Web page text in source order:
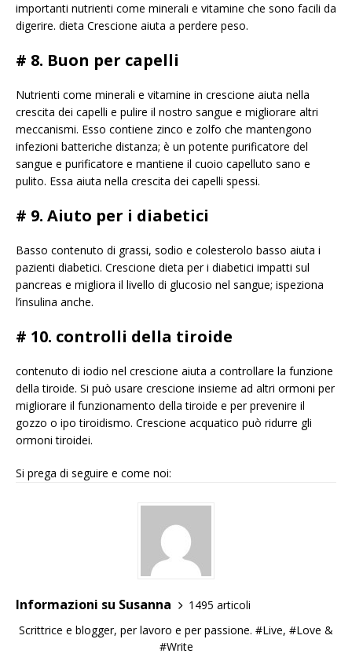
importanti nutrienti come minerali e vitamine che sono facili da
digerire. dieta Crescione aiuta a perdere peso.
# 8. Buon per capelli
Nutrienti come minerali e vitamine in crescione aiuta nella
crescita dei capelli e pulire il nostro sangue e migliorare altri
meccanismi. Esso contiene zinco e zolfo che mantengono
infezioni batteriche distanza; è un potente purificatore del
sangue e purificatore e mantiene il cuoio capelluto sano e
pulito. Essa aiuta nella crescita dei capelli spessi.
# 9. Aiuto per i diabetici
Basso contenuto di grassi, sodio e colesterolo basso aiuta i
pazienti diabetici. Crescione dieta per i diabetici impatti sul
pancreas e migliora il livello di glucosio nel sangue; ispeziona
l’insulina anche.
# 10. controlli della tiroide
contenuto di iodio nel crescione aiuta a controllare la funzione
della tiroide. Si può usare crescione insieme ad altri ormoni per
migliorare il funzionamento della tiroide e per prevenire il
gozzo o ipo tiroidismo. Crescione acquatico può ridurre gli
ormoni tiroidei.
Si prega di seguire e come noi:
Informazioni su Susanna
1495 articoli
Scrittrice e blogger, per lavoro e per passione. #Live, #Love &
#Write